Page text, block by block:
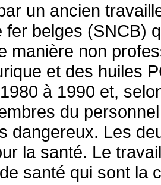
un ancien
fer belges (SNCB)
manière non
et des huiles
à 1990 et,
du
dangereux. Les
la santé. Le
santé qui sont la